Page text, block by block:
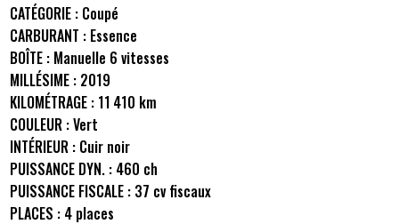
CATÉGORIE : Coupé
CARBURANT : Essence
BOÎTE : Manuelle 6 vitesses
MILLÉSIME : 2019
KILOMÉTRAGE : 11 410 km
COULEUR :Vert
INTÉRIEUR : Cuir noir
PUISSANCE DYN. : 460 ch
PUISSANCE FISCALE : 37 cv fiscaux
PLACES : 4 places